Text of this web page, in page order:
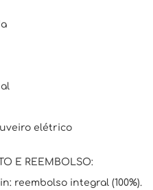
elétrico
E REEMBOLSO:
reembolso integral (100%).